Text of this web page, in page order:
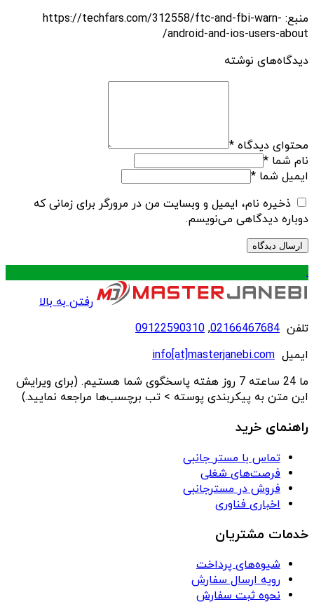
منبع: https://techfars.com/312558/ftc-and-fbi-warn-
android-and-ios-users-about/
دیدگاه‌های نوشته
محتوای دیدگاه *
نام شما *
ایمیل شما *
ذخیره نام، ایمیل و وبسایت من در مرورگر برای زمانی که
دوباره دیدگاهی می‌نویسم.
.
رفتن به بالا
تلفن 02166467684
,
09122590310
ایمیل info[at]masterjanebi.com
ما 24 ساعته 7 روز هفته پاسخگوی شما هستیم. (برای ویرایش
این متن به پیکربندی پوسته > تب برچسب‌ها مراجعه نمایید.)
راهنمای خرید
تماس با مستر جانبی
فرصت‌های شغلی
فروش در مسترجانبی
اخباری فناوری
خدمات مشتریان
شیوه‌های پرداخت
رویه ارسال سفارش
نحوه ثبت سفارش